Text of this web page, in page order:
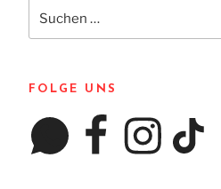
Suchen
FOLGE UNS
WhatsApp FacebookInstagramTikTok